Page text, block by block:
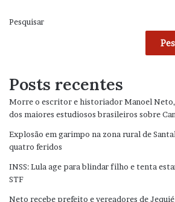
Pesquisar
Posts recentes
Morre o escritor e historiador Manoel Neto,
dos maiores estudiosos brasileiros sobre
Explosão em garimpo na zona rural de
quatro feridos
INSS: Lula age para blindar filho e tenta
STF
Neto recebe prefeito e vereadores de